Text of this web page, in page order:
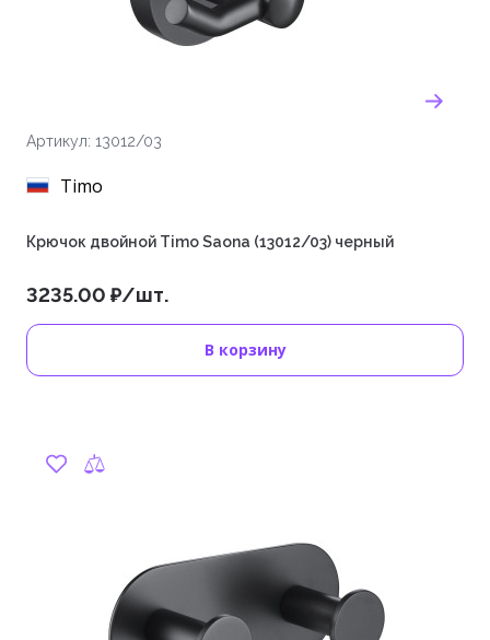
Артикул: 13012/03
Timo
Крючок двойной Timo Saona (13012/03) черный
3235.00 ₽/шт.
В корзину